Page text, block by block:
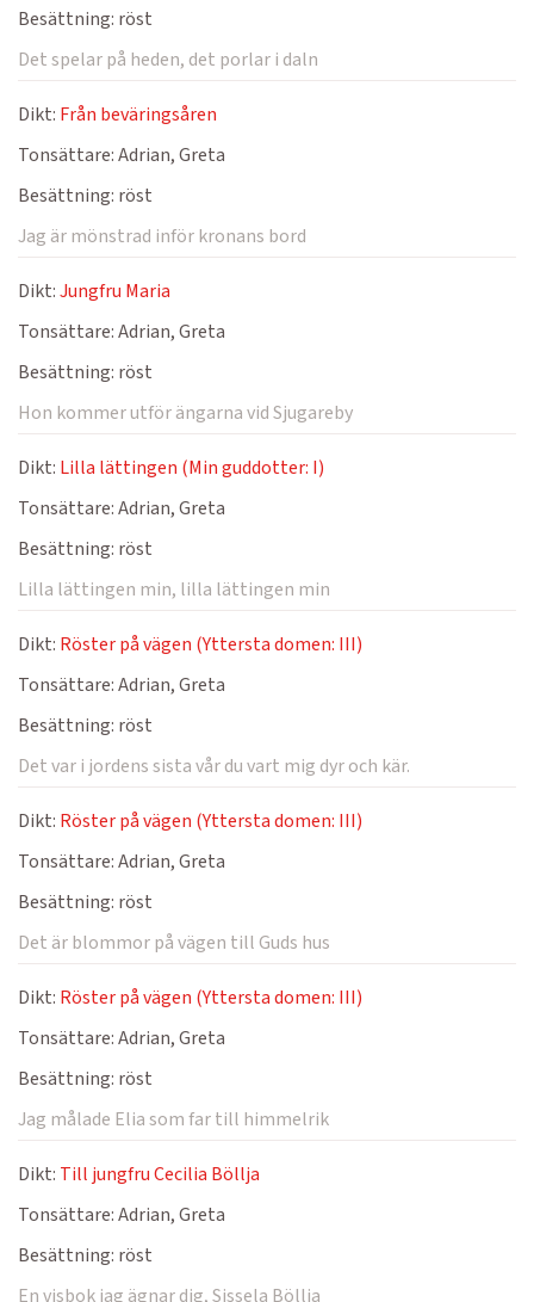
Besättning: röst
Det spelar på heden, det porlar i daln
Dikt: Från beväringsåren
Tonsättare:Adrian, Greta
Besättning: röst
Jag är mönstrad inför kronans bord
Dikt:Jungfru Maria
Tonsättare:Adrian, Greta
Besättning: röst
Hon kommer utför ängarna vid Sjugareby
Dikt: Lilla lättingen (Min guddotter: I)
Tonsättare:Adrian, Greta
Besättning: röst
Lilla lättingen min, lilla lättingen min
Dikt: Röster på vägen (Yttersta domen: III)
Tonsättare:Adrian, Greta
Besättning: röst
Det var i jordens sista vår du vart mig dyr och kär.
Dikt: Röster på vägen (Yttersta domen: III)
Tonsättare:Adrian, Greta
Besättning: röst
Det är blommor på vägen till Guds hus
Dikt: Röster på vägen (Yttersta domen: III)
Tonsättare:Adrian, Greta
Besättning: röst
Jag målade Elia som far till himmelrik
Dikt: Till jungfru Cecilia Böllja
Tonsättare:Adrian, Greta
Besättning: röst
En visbok jag ägnar dig, Sissela Böllja